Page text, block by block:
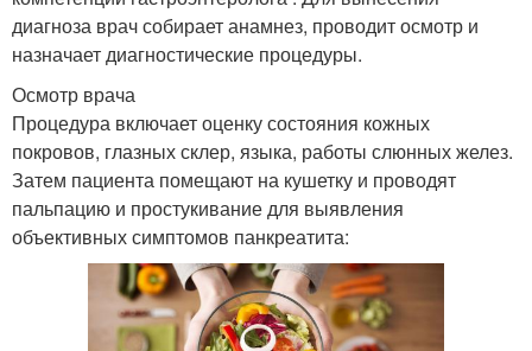
диагноза врач собирает анамнез, проводит осмотр и
назначает диагностические процедуры.
Осмотр врача
Процедура включает оценку состояния кожных
покровов, глазных склер, языка, работы слюнных желез.
Затем пациента помещают на кушетку и проводят
пальпацию и простукивание для выявления
объективных симптомов панкреатита: